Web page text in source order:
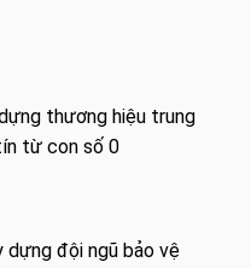
thương hiệu trung
từ con số 0
dựng đội ngũ bảo vệ